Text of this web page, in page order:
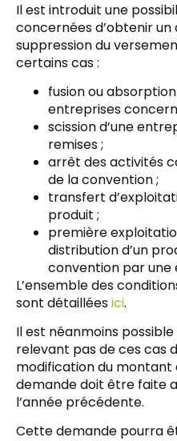
Il est introduit une
concernées d’obtenir
suppression du
certains cas :
fusion ou
entreprises
scission d’une
remises ;
arrêt des activités
de la convention ;
transfert
produit ;
première
distribution d’un
convention par une
L’ensemble des
sont détailléesici.
Il est néanmoins
relevant pas de ces cas
modification du montant
demande doit être faite
l’année précédente.
Cette demande pourra